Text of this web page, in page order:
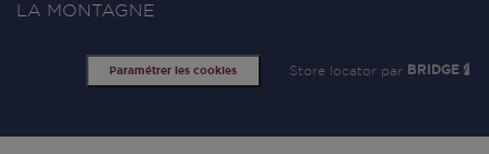
LA MONTAGNE
Paramétrer les cookies Store locator par BRIDGE